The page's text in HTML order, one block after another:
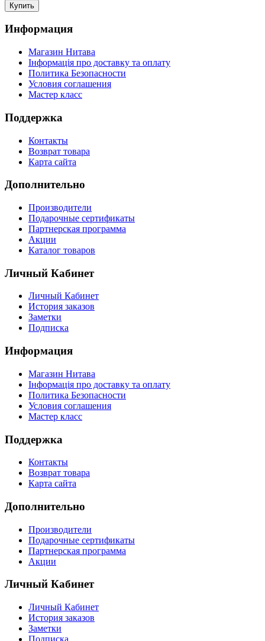
Информация
Магазин Нитава
Інформація про доставку та оплату
Политика Безопасности
Условия соглашения
Мастер класс
Поддержка
Контакты
Возврат товара
Карта сайта
Дополнительно
Производители
Подарочные сертификаты
Партнерская программа
Акции
Каталог товаров
Личный Кабинет
Личный Кабинет
История заказов
Заметки
Подписка
Информация
Магазин Нитава
Інформація про доставку та оплату
Политика Безопасности
Условия соглашения
Мастер класс
Поддержка
Контакты
Возврат товара
Карта сайта
Дополнительно
Производители
Подарочные сертификаты
Партнерская программа
Акции
Личный Кабинет
Личный Кабинет
История заказов
Заметки